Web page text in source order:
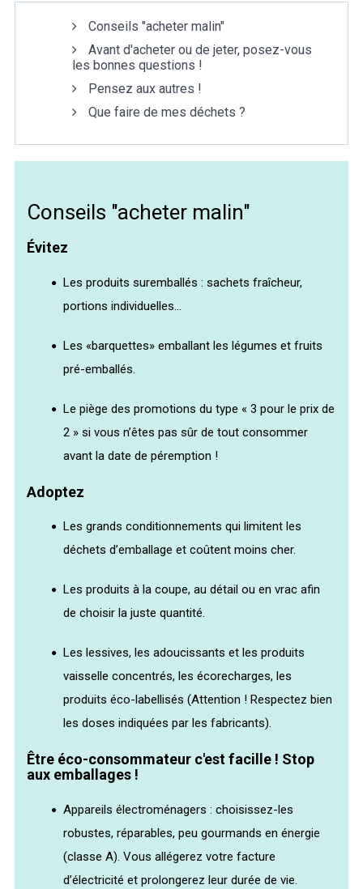
Conseils "acheter malin"
Avant d'acheter ou de jeter, posez-vous
les bonnes questions !
Pensez aux autres !
Que faire de mes déchets ?
Conseils "acheter malin"
Évitez
Les produits suremballés : sachets fraîcheur,
portions individuelles…
Les «barquettes» emballant les légumes et fruits
pré-emballés.
Le piège des promotions du type « 3 pour le prix de
2 » si vous n’êtes pas sûr de tout consommer
avant la date de péremption !
Adoptez
Les grands conditionnements qui limitent les
déchets d’emballage et coûtent moins cher.
Les produits à la coupe, au détail ou en vrac afin
de choisir la juste quantité.
Les lessives, les adoucissants et les produits
vaisselle concentrés, les écorecharges, les
produits éco-labellisés (Attention ! Respectez bien
les doses indiquées par les fabricants).
Être éco-consommateur c'est facille ! Stop
aux emballages !
Appareils électroménagers : choisissez-les
robustes, réparables, peu gourmands en énergie
(classe A). Vous allégerez votre facture
d’électricité et prolongerez leur durée de vie.